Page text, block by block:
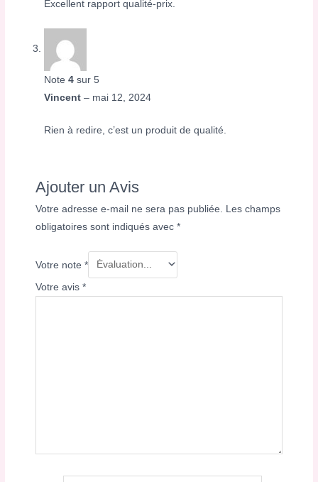
Excellent rapport qualité-prix.
Note4 sur 5
Vincent– mai 12, 2024
Rien à redire, c’est un produit de qualité.
Ajouter un Avis
Votre adresse e-mail ne sera pas publiée.
Les champs
obligatoires sont indiqués avec*
Votre note*
Votre avis*